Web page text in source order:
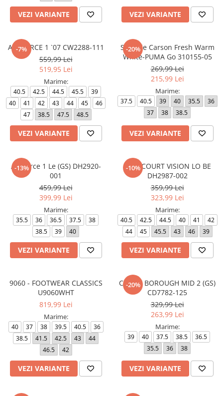
VEZI VARIANTE VEZI VARIANTE
-7%
AIR FORCE 1 `07 CW2288-111
559,99 Lei
519,95 Lei
Marime:
40.5 42.5 44.5 45.5
39
40
41 42 43 44 45
46
47
38.5 47.5 48.5
VEZI VARIANTE
-20%
Softride Carson Fresh Warm
White-PUMA Go 310155-05
269,99 Lei
215,99 Lei
Marime:
37.5 40.5 39 40 35.5
36
37
38 38.5
VEZI VARIANTE
-13%
Air Force 1 Le (GS) DH2920-
001
459,99 Lei
399,99 Lei
Marime:
35.5 36 36.5 37.5
38
38.5
39 40
VEZI VARIANTE
-10%
NIKE COURT VISION LO BE
DH2987-002
359,99 Lei
323,99 Lei
Marime:
40.5 42.5 44.5 40 41
42
44
45 45.5 43 46 39
VEZI VARIANTE
9060 - FOOTWEAR CLASSICS
U9060WHT
819,99 Lei
Marime:
40 37 38 39.5 40.5
36
38.5
41.5 42.5 43
44
46.5
42
VEZI VARIANTE
-20%
COURT BOROUGH MID 2 (GS)
CD7782-125
329,99 Lei
263,99 Lei
Marime:
39 40 37.5 38.5
36.5
35.5
36 38
VEZI VARIANTE